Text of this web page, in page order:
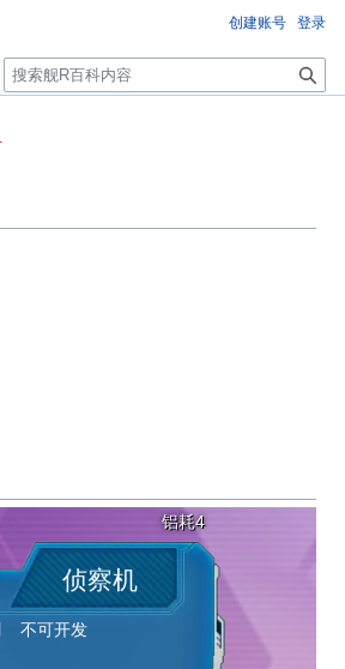
侦察机
不可开发
铝耗4
创建账号 登录
搜
索